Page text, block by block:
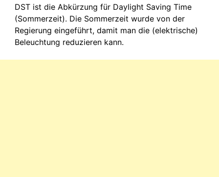
DST ist die Abkürzung für Daylight Saving Time
(Sommerzeit). Die Sommerzeit wurde von der
Regierung eingeführt, damit man die (elektrische)
Beleuchtung reduzieren kann.